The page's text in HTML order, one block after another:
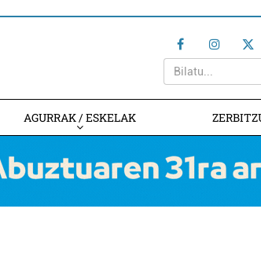
AGURRAK / ESKELAK